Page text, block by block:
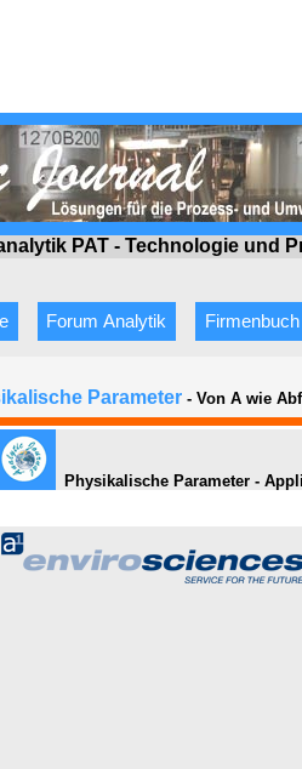
PAT - Technologie und
Forum Analytik Firmenbuch
Parameter - Von A wie
Physikalische Parameter -